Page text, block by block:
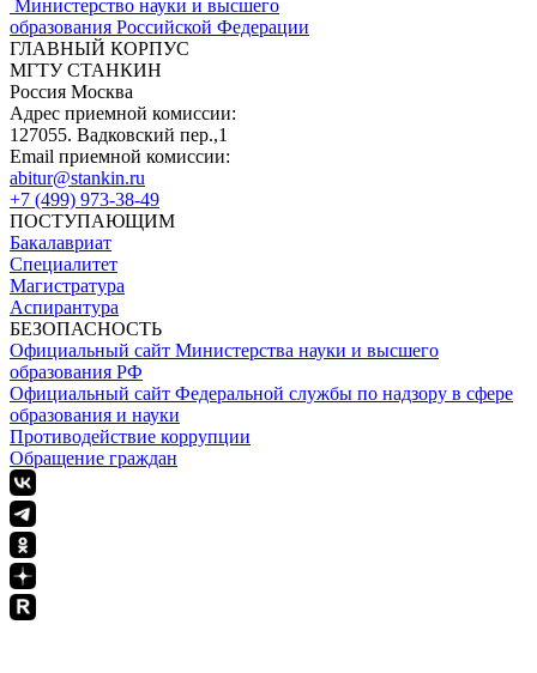
Министерство науки и высшего
образования Российской Федерации
ГЛАВНЫЙ КОРПУС
МГТУ СТАНКИН
Россия Москва
Адрес приемной комиссии:
127055. Вадковский пер.,1
Email приемной комиссии:
abitur@stankin.ru
+7 (499) 973-38-49
ПОСТУПАЮЩИМ
Бакалавриат
Специалитет
Магистратура
Аспирантура
БЕЗОПАСНОСТЬ
Официальный сайт Министерства науки и высшего
образования РФ
Официальный сайт Федеральной службы по надзору в сфере
образования и науки
Противодействие коррупции
Обращение граждан